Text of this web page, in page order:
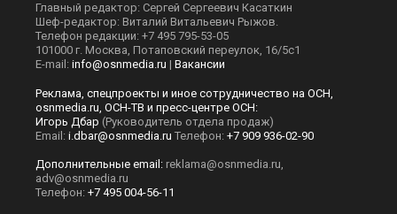
Главный редактор: Сергей Сергеевич Касаткин
Шеф-редактор: Виталий Витальевич Рыжов.
Телефон редакции: +7 495 795-53-05
101000 г. Москва, Потаповский переулок, 16/5с1
E-mail: info@osnmedia.ru | Вакансии
Реклама, спецпроекты и иное сотрудничество на ОСН,
osnmedia.ru, ОСН-ТВ и пресс-центре ОСН:
Игорь Дбар (Руководитель отдела продаж)
Email: i.dbar@osnmedia.ru Телефон: +7 909 936-02-90
Дополнительные email: reklama@osnmedia.ru,
adv@osnmedia.ru
Телефон: +7 495 004-56-11